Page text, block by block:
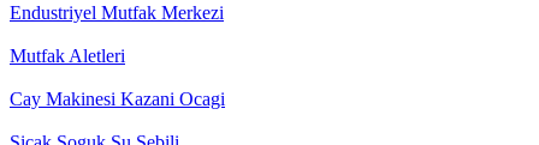
Endustriyel Mutfak Merkezi
Mutfak Aletleri
Cay Makinesi Kazani Ocagi